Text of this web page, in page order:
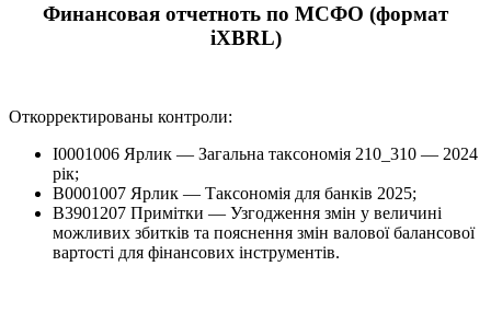
Финансовая отчетноть по МСФО (формат
iXBRL)
Откорректированы контроли:
I0001006 Ярлик — Загальна таксономія 210_310 — 2024
рік;
B0001007 Ярлик — Таксономія для банків 2025;
B3901207 Примітки — Узгодження змін у величині
можливих збитків та пояснення змін валової балансової
вартості для фінансових інструментів.